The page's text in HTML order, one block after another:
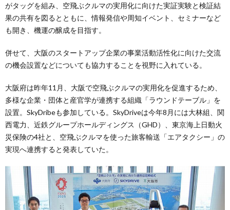
がタッグを組み、空飛ぶクルマの実用化に向けた実証実験と検証結
果の共有を図るとともに、情報発信や周知イベント、セミナーなど
も開き、機運の醸成を目指す。
併せて、大阪のスタートアップ企業の事業活動活性化に向けた交流
の機会設置などについても協力することを視野に入れている。
大阪府は昨年11月、大阪で空飛ぶクルマの実用化を促進するため、
多様な企業・団体と産官学が連携する組織「ラウンドテーブル」を
設置。SkyDribeも参加している。SkyDriveは今年8月には大林組、関
西電力、近鉄グループホールディングス（GHD）、東京海上日動火
災保険の4社と、空飛ぶクルマを使った旅客輸送「エアタクシー」の
実現へ連携すると発表していた。